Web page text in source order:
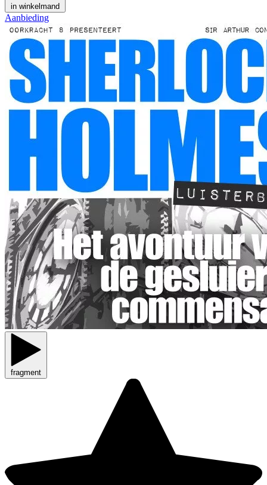
in winkelmand
Aanbieding
fragment